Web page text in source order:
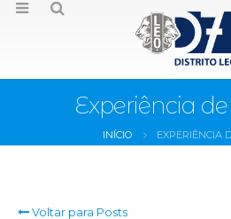
Experiência
INÍCIO EXPERIÊNCIA
Voltar para Posts